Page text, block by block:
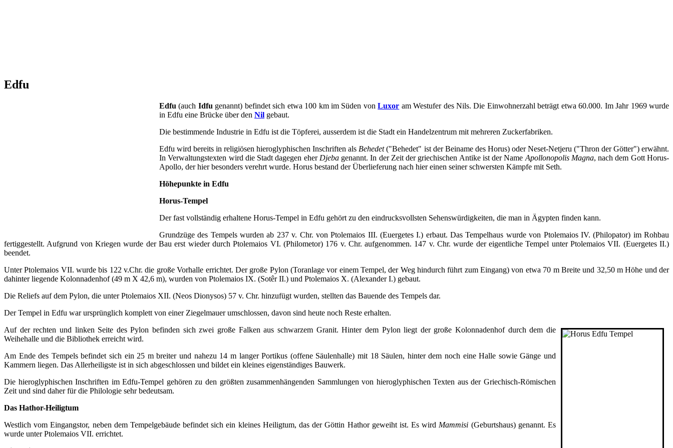
Edfu
Edfu (auch Idfu genannt) befindet sich etwa 100 km im Süden vonLuxor am Westufer des Nils. Die Einwohnerzahl beträgt etwa 60.000. Im Jahr 1969 wurde
in Edfu eine Brücke über den Nil gebaut.
Die bestimmende Industrie in Edfu ist die Töpferei, ausserdem ist die Stadt ein Handelzentrum mit mehreren Zuckerfabriken.
Edfu wird bereits in religiösen hieroglyphischen Inschriften als Behedet("Behedet" ist der Beiname des Horus) oder Neset-Netjeru ("Thron der Götter") erwähnt.
In Verwaltungstexten wird die Stadt dagegen eher Djebagenannt. In der Zeit der griechischen Antike ist der Name Apollonopolis Magna, nach dem Gott Horus-
Apollo, der hier besonders verehrt wurde. Horus bestand der Überlieferung nach hier einen seiner schwersten Kämpfe mit Seth.
Höhepunkte in Edfu
Horus-Tempel
Der fast vollständig erhaltene Horus-Tempel in Edfu gehört zu den eindrucksvollsten Sehenswürdigkeiten, die man in Ägypten finden kann.
Grundzüge des Tempels wurden ab 237 v. Chr. von Ptolemaios III. (Euergetes I.) erbaut. Das Tempelhaus wurde von Ptolemaios IV. (Philopator) im Rohbau
fertiggestellt. Aufgrund von Kriegen wurde der Bau erst wieder durch Ptolemaios VI. (Philometor) 176 v. Chr. aufgenommen. 147 v. Chr. wurde der eigentliche Tempel unter Ptolemaios VII. (Euergetes II.)
beendet.
Unter Ptolemaios VII. wurde bis 122 v.Chr. die große Vorhalle errichtet. Der große Pylon (Toranlage vor einem Tempel, der Weg hindurch führt zum Eingang) von etwa 70 m Breite und 32,50 m Höhe und der
dahinter liegende Kolonnadenhof (49 m X 42,6 m), wurden von Ptolemaios IX. (Sotêr II.) und Ptolemaios X. (Alexander I.) gebaut.
Die Reliefs auf dem Pylon, die unter Ptolemaios XII. (Neos Dionysos) 57 v. Chr. hinzufügt wurden, stellten das Bauende des Tempels dar.
Der Tempel in Edfu war ursprünglich komplett von einer Ziegelmauer umschlossen, davon sind heute noch Reste erhalten.
Auf der rechten und linken Seite des Pylon befinden sich zwei große Falken aus schwarzem Granit. Hinter dem Pylon liegt der große Kolonnadenhof durch dem die
Weihehalle und die Bibliothek erreicht wird.
Am Ende des Tempels befindet sich ein 25 m breiter und nahezu 14 m langer Portikus (offene Säulenhalle) mit 18 Säulen, hinter dem noch eine Halle sowie Gänge und
Kammern liegen. Das Allerheiligste ist in sich abgeschlossen und bildet ein kleines eigenständiges Bauwerk.
Die hieroglyphischen Inschriften im Edfu-Tempel gehören zu den größten zusammenhängenden Sammlungen von hieroglyphischen Texten aus der Griechisch-Römischen
Zeit und sind daher für die Philologie sehr bedeutsam.
Das Hathor-Heiligtum
Westlich vom Eingangstor, neben dem Tempelgebäude befindet sich ein kleines Heiligtum, das der Göttin Hathor geweiht ist. Es wird Mammisi (Geburtshaus) genannt. Es
wurde unter Ptolemaios VII. errichtet.